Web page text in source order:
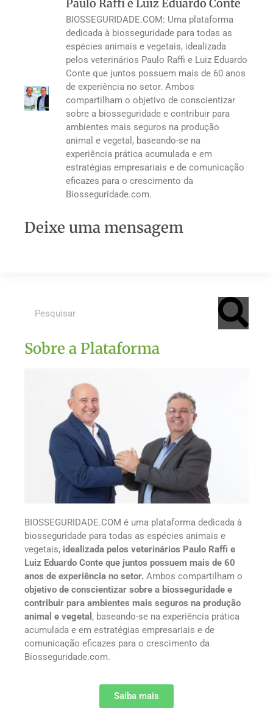
Paulo Raffi e Luiz Eduardo Conte
BIOSSEGURIDADE.COM: Uma plataforma
dedicada à biosseguridade para todas as
espécies animais e vegetais, idealizada
pelos veterinários Paulo Raffi e Luiz Eduardo
Conte que juntos possuem mais de 60 anos
de experiência no setor. Ambos
compartilham o objetivo de conscientizar
sobre a biosseguridade e contribuir para
ambientes mais seguros na produção
animal e vegetal, baseando-se na
experiência prática acumulada e em
estratégias empresariais e de comunicação
eficazes para o crescimento da
Biosseguridade.com.
Deixe uma mensagem
Sobre a Plataforma
BIOSSEGURIDADE.COM é uma plataforma dedicada à
biosseguridade para todas as espécies animais e
vegetais, idealizada pelos veterinários Paulo Raffi e
Luiz Eduardo Conte que juntos possuem mais de 60
anos de experiência no setor. Ambos compartilham o
objetivo de conscientizar sobre a biosseguridade e
contribuir para ambientes mais seguros na produção
animal e vegetal , baseando-se na experiência prática
acumulada e em estratégias empresariais e de
comunicação eficazes para o crescimento da
Biosseguridade.com.
Saiba mais